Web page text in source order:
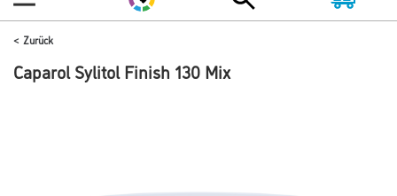
Zurück
Caparol Sylitol Finish 130 Mix